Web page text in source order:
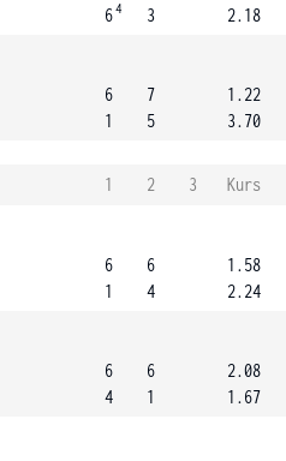
64
3
2.18
6
1
7
5
1.22
3.70
1 2 3
Kurs
6
1
6
4
1.58
2.24
6
4
6
1
2.08
1.67